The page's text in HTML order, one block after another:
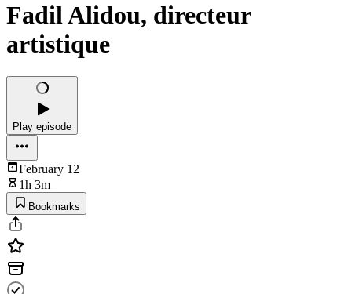
Fadil Alidou, directeur
artistique
Play episode
February 12
1h 3m
Bookmarks